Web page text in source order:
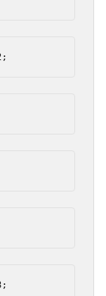
;
;